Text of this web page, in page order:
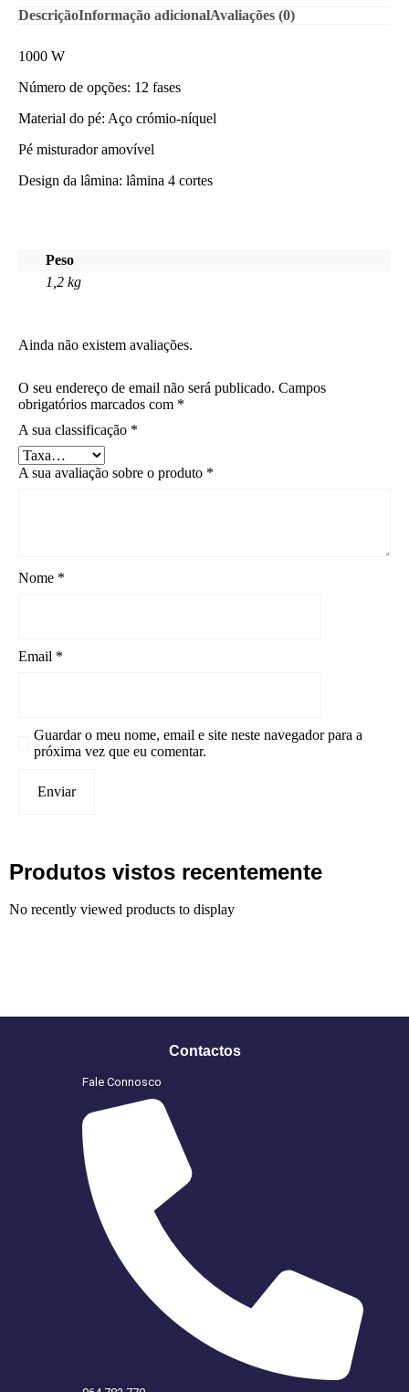
DescriçãoInformação adicionalAvaliações (0)
1000 W
Número de opções: 12 fases
Material do pé: Aço crómio-níquel
Pé misturador amovível
Design da lâmina: lâmina 4 cortes
Peso
1,2 kg
Ainda não existem avaliações.
O seu endereço de email não será publicado. Campos
obrigatórios marcados com *
A sua classificação *
A sua avaliação sobre o produto *
Nome *
Email *
Guardar o meu nome, email e site neste navegador para a
próxima vez que eu comentar.
Produtos vistos recentemente
No recently viewed products to display
Contactos
Fale Connosco